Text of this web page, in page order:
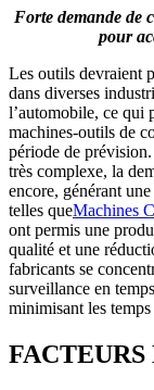
Forte demande de
pour
Les outils devraient
dans diverses
l’automobile, ce qui
machines-outils de
période de
très complexe, la
encore, générant
telles queMachines
ont permis une
qualité et une
fabricants se
surveillance en
minimisant les